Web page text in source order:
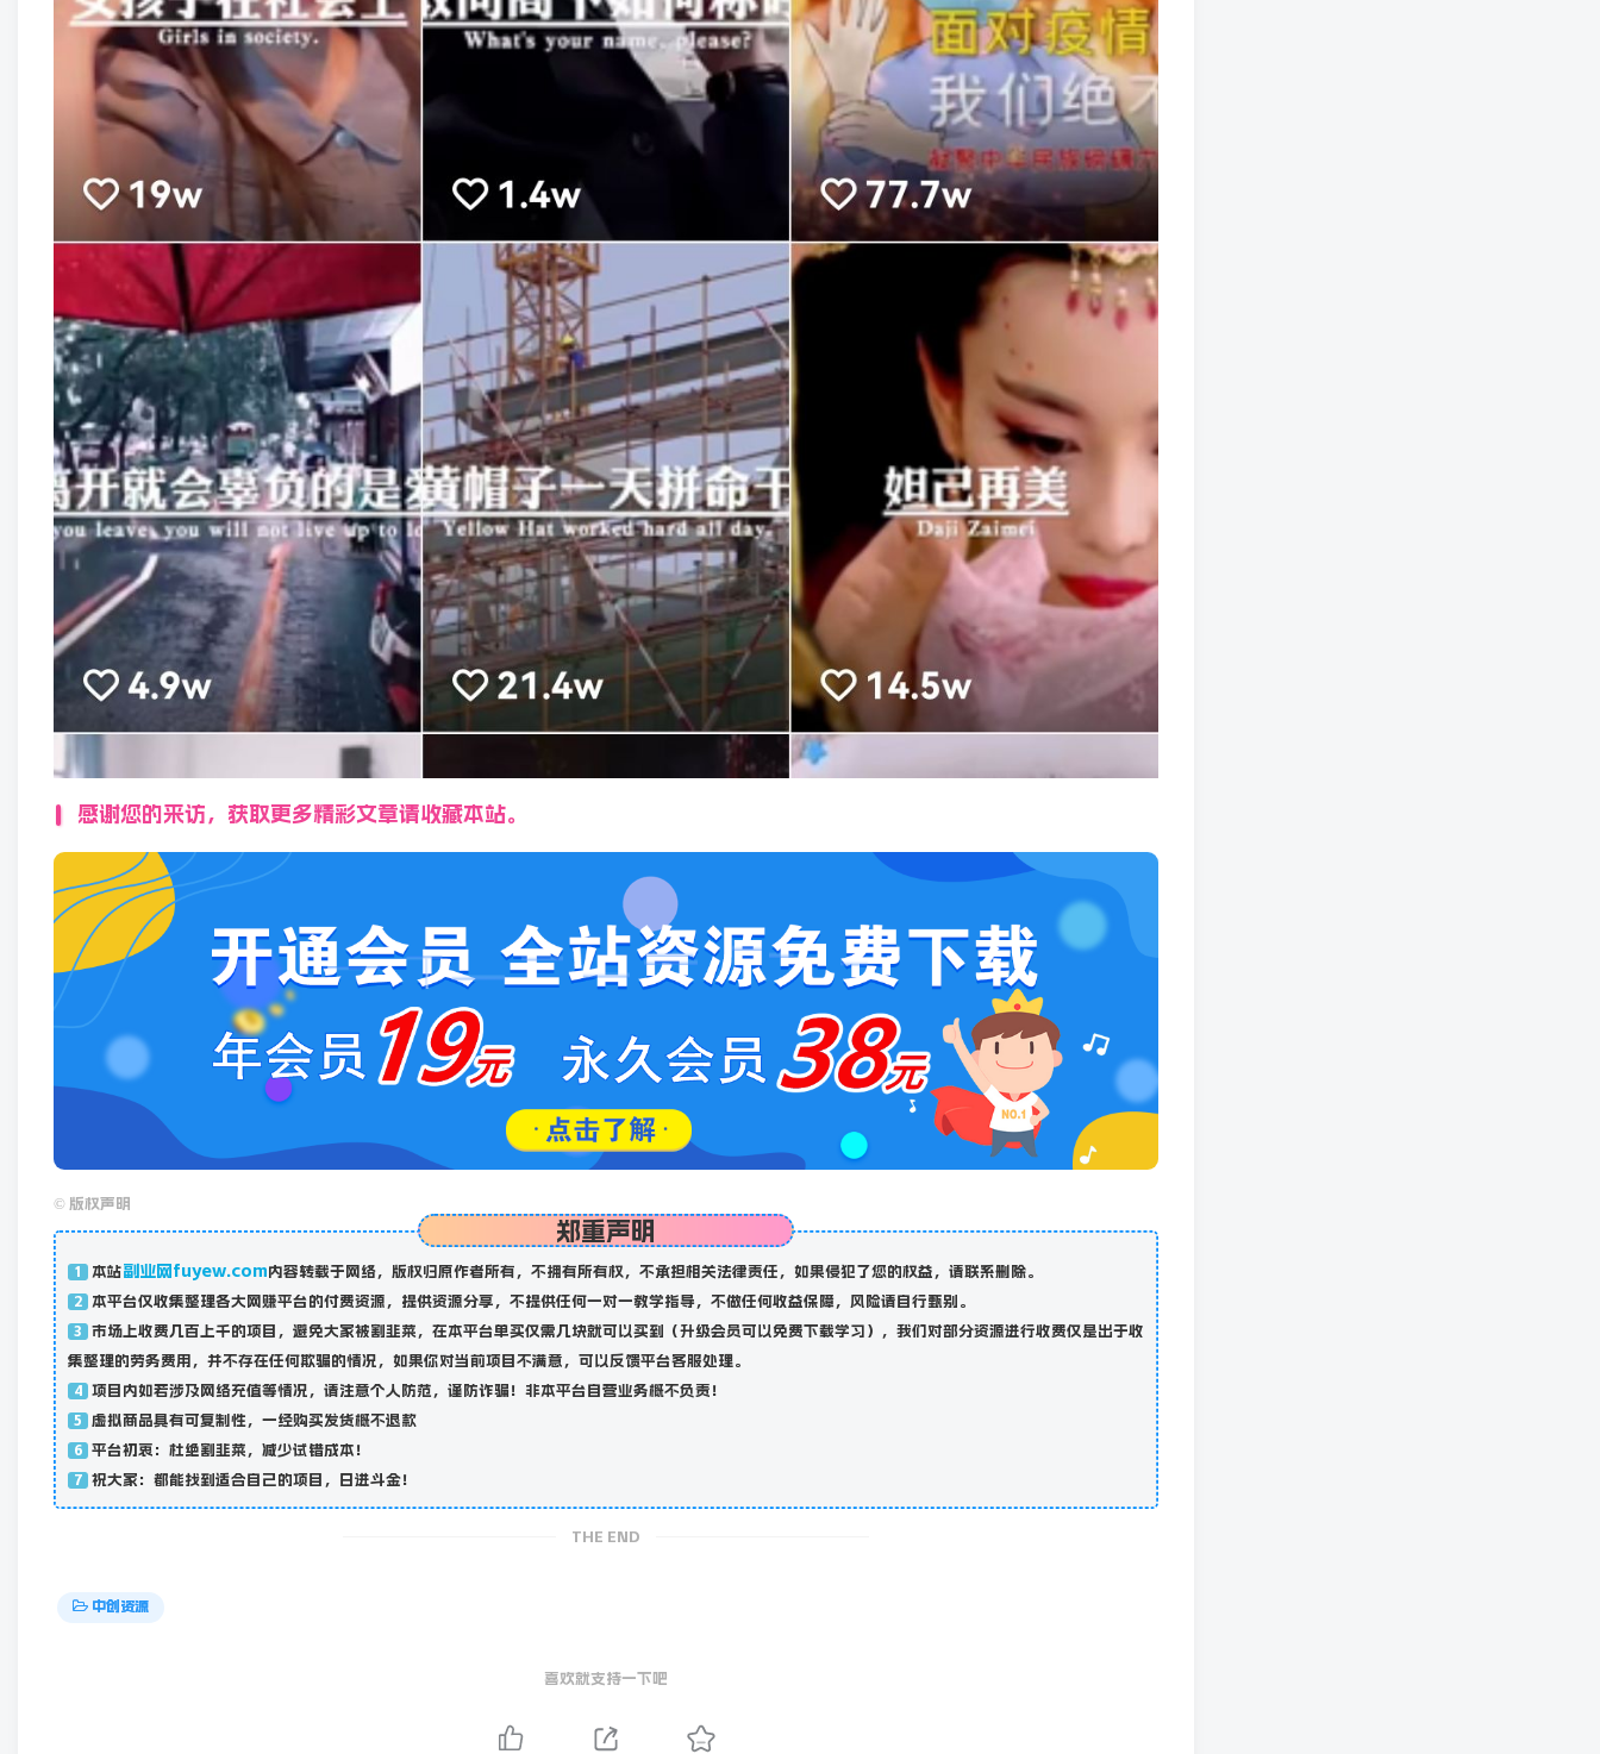
感谢您的来访，获取更多精彩文章请收藏本站。
© 版权声明
郑重声明
1 本站副业网fuyew.com内容转载于网络，版权归原作者所有，不拥有所有权，不承担相关法律责任，如果侵犯了您的权益，请联系删除。
2 本平台仅收集整理各大网赚平台的付费资源，提供资源分享，不提供任何一对一教学指导，不做任何收益保障，风险请自行甄别。
3
市场上收费几百上千的项目，避免大家被割韭菜，在本平台单买仅需几块就可以买到（升级会员可以免费下载学习），我们对部分资源进行收费仅是出于收
集整理的劳务费用，并不存在任何欺骗的情况，如果你对当前项目不满意，可以反馈平台客服处理。
4 项目内如若涉及网络充值等情况，请注意个人防范，谨防诈骗！非本平台自营业务概不负责！
5 虚拟商品具有可复制性，一经购买发货概不退款
6 平台初衷：杜绝割韭菜，减少试错成本！
7 祝大家：都能找到适合自己的项目，日进斗金！
THE END
中创资源
喜欢就支持一下吧